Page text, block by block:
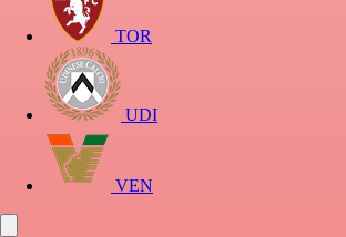
TOR
UDI
VEN